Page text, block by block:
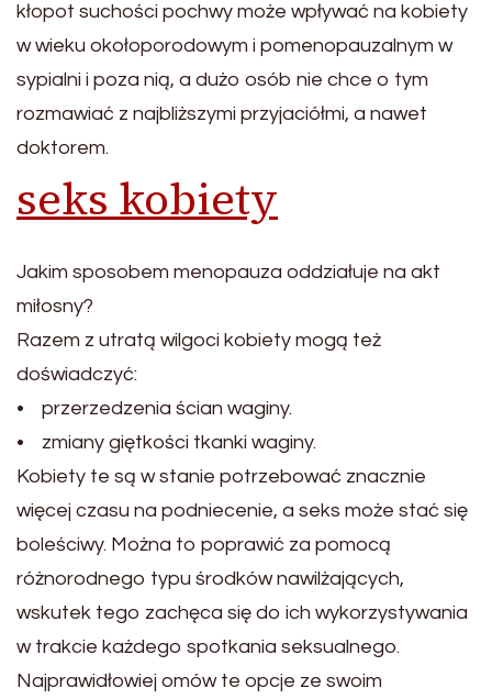
kłopot suchości pochwy może wpływać na kobiety
w wieku okołoporodowym i pomenopauzalnym w
sypialni i poza nią, a dużo osób nie chce o tym
rozmawiać z najbliższymi przyjaciółmi, a nawet
doktorem.
seks kobiety
Jakim sposobem menopauza oddziałuje na akt
miłosny?
Razem z utratą wilgoci kobiety mogą też
doświadczyć:
• przerzedzenia ścian waginy.
• zmiany giętkości tkanki waginy.
Kobiety te są w stanie potrzebować znacznie
więcej czasu na podniecenie, a seks może stać się
boleściwy. Można to poprawić za pomocą
różnorodnego typu środków nawilżających,
wskutek tego zachęca się do ich wykorzystywania
w trakcie każdego spotkania seksualnego.
Najprawidłowiej omów te opcje ze swoim